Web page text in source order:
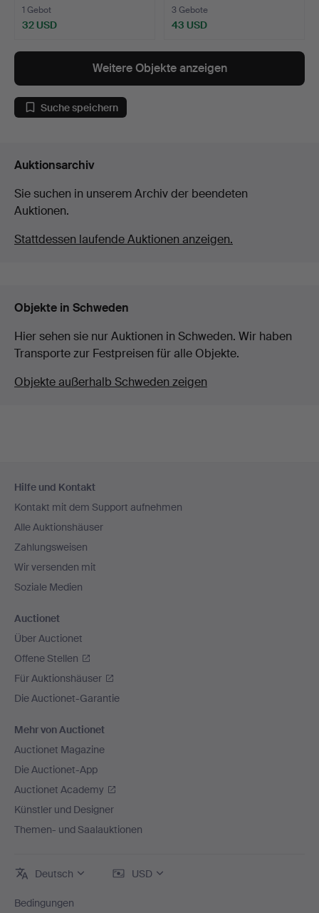
1 Gebot
32 USD
3 Gebote
43 USD
Weitere Objekte anzeigen
Suche speichern
Auktionsarchiv
Sie suchen in unserem Archiv der beendeten
Auktionen.
Stattdessen laufende Auktionen anzeigen.
Objekte in Schweden
Hier sehen sie nur Auktionen in Schweden. Wir haben
Transporte zur Festpreisen für alle Objekte.
Objekte außerhalb Schweden zeigen
Navigation
Hilfe und Kontakt
Kontakt mit dem Support aufnehmen
Alle Auktionshäuser
Zahlungsweisen
Wir versenden mit
Soziale Medien
Auctionet
Über Auctionet
Offene Stellen
Für Auktionshäuser
Die Auctionet-Garantie
Mehr von Auctionet
Auctionet Magazine
Die Auctionet-App
Auctionet Academy
Künstler und Designer
Themen- und Saalauktionen
Deutsch USD
Bedingungen